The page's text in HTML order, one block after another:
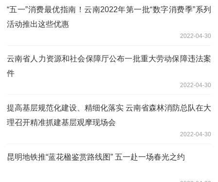
“五一”消费最优指南！云南2022年第一批“数字消费季”系列
活动推出这些优惠
2022-04-30
云南省人力资源和社会保障厅公布一批重大劳动保障违法案
件
2022-04-30
提高基层规范化建设、精细化落实 云南省森林消防总队在大
理召开精准抓建基层观摩现场会
2022-04-30
昆明地铁推“蓝花楹鉴赏路线图” 五一赴一场春光之约